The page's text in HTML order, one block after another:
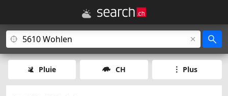
Pluie CH Plus